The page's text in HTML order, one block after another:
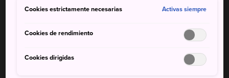
de Echigo-Yuzawa
escalonados de Tokamachi
Cookies estrictamente necesarias Activas siempre
Cookies de rendimiento
Cookies dirigidas